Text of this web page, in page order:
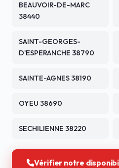
BEAUVOIR-DE-MARC
38440
SAINT-GEORGES-
D'ESPERANCHE 38790
SAINTE-AGNES 38190
OYEU 38690
SECHILIENNE 38220
Vérifier notre